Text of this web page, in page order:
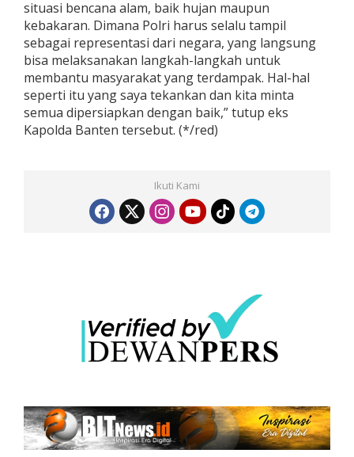
situasi bencana alam, baik hujan maupun
kebakaran. Dimana Polri harus selalu tampil
sebagai representasi dari negara, yang langsung
bisa melaksanakan langkah-langkah untuk
membantu masyarakat yang terdampak. Hal-hal
seperti itu yang saya tekankan dan kita minta
semua dipersiapkan dengan baik,” tutup eks
Kapolda Banten tersebut. (*/red)
Ikuti Kami